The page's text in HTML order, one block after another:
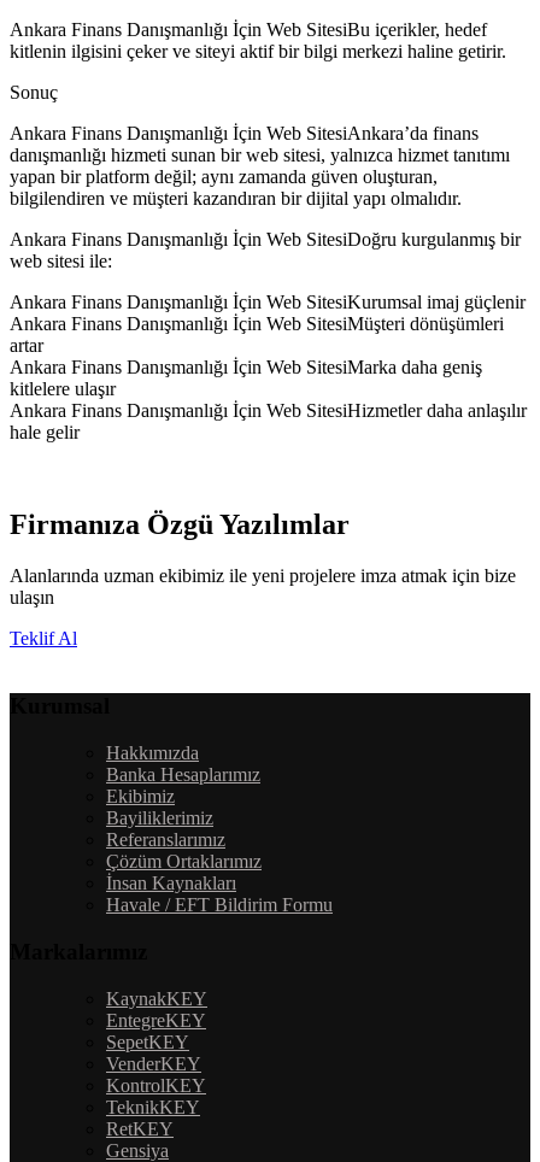
Ankara Finans Danışmanlığı İçin Web SitesiBu içerikler, hedef
kitlenin ilgisini çeker ve siteyi aktif bir bilgi merkezi haline getirir.
Sonuç
Ankara Finans Danışmanlığı İçin Web SitesiAnkara’da finans
danışmanlığı hizmeti sunan bir web sitesi, yalnızca hizmet tanıtımı
yapan bir platform değil; aynı zamanda güven oluşturan,
bilgilendiren ve müşteri kazandıran bir dijital yapı olmalıdır.
Ankara Finans Danışmanlığı İçin Web SitesiDoğru kurgulanmış bir
web sitesi ile:
Ankara Finans Danışmanlığı İçin Web SitesiKurumsal imaj güçlenir
Ankara Finans Danışmanlığı İçin Web SitesiMüşteri dönüşümleri
artar
Ankara Finans Danışmanlığı İçin Web SitesiMarka daha geniş
kitlelere ulaşır
Ankara Finans Danışmanlığı İçin Web SitesiHizmetler daha anlaşılır
hale gelir
Firmanıza Özgü Yazılımlar
Alanlarında uzman ekibimiz ile yeni projelere imza atmak için bize
ulaşın
Teklif Al
Hakkımızda
Banka Hesaplarımız
Ekibimiz
Bayiliklerimiz
Referanslarımız
Çözüm Ortaklarımız
İnsan Kaynakları
Havale / EFT Bildirim Formu
KaynakKEY
EntegreKEY
SepetKEY
VenderKEY
KontrolKEY
TeknikKEY
RetKEY
Gensiya